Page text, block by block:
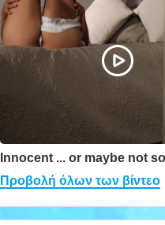
Προβολή όλων των βίντεο